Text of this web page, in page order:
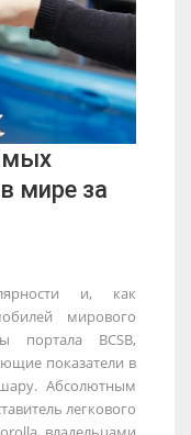
мире за
и, как
мирового
портала BCSB,
показатели в
Абсолютным
легкового